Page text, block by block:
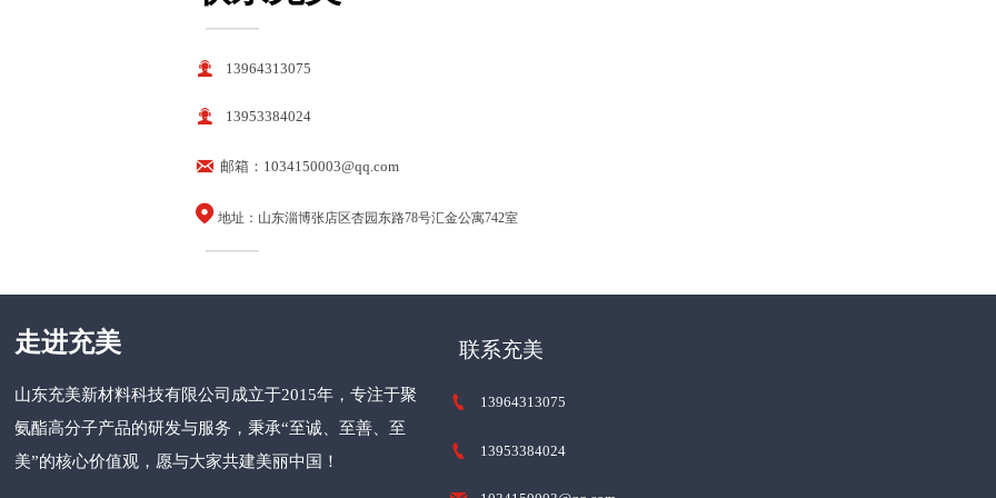
———
 13964313075
 13953384024
 邮箱：1034150003@qq.com
 地址：山东淄博张店区杏园东路78号汇金公寓742室
———
走进充美
山东充美新材料科技有限公司 成立于2015年，专注于聚
氨酯高分子产品的研发与服务，秉承“至诚、至善、至
美”的核心价值观，愿与大家共建美丽中国！
联系充美
 13964313075
 13953384024